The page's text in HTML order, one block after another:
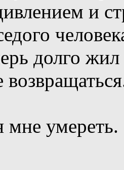
и
долго
мне умереть.